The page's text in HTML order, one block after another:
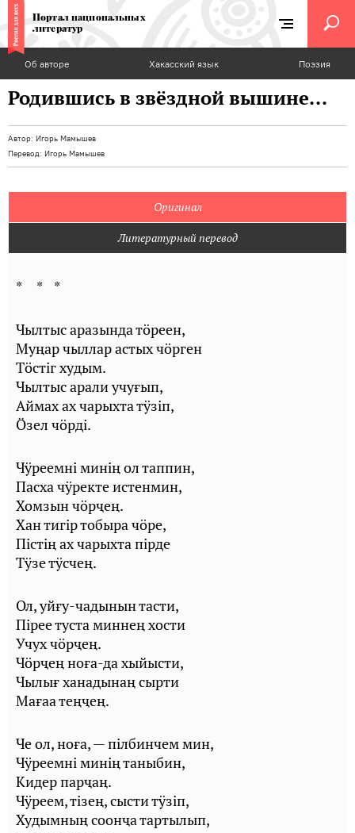
Портал национальных
литератур
Об авторе Хакасский язык Поэзия
Родившись в звёздной вышине...
Автор: Игорь Мамышев
Перевод: Игорь Мамышев
Оригинал
Литературный перевод
* * *
Чылтыс аразында тӧреен,
Муңар чыллар астых чöрген
Тöстіг худым.
Чылтыс арали учуғып,
Аймах ах чарыхта тӱзіп,
Öзел чöрді.
Чӱреемні минің ол таппин,
Пасха чӱректе истенмин,
Хомзын чöрҷең.
Хан тигір тобыра чöре,
Пістің ах чарыхта пірде
Тӱзе тӱсчең.
Ол, уйғу-чадынын тасти,
Пірее туста миннең хости
Учух чöрҷең.
Чöрҷең ноға-да хыйысти,
Чылығ ханадынаң сырти
Мағаа теңҷең.
Че ол, ноға, — пілбинчем мин,
Чӱреемні минің таныбин,
Кидер парҷаң.
Чӱреем, тізең, сысти тӱзіп,
Худымның соонҷа тартылып,